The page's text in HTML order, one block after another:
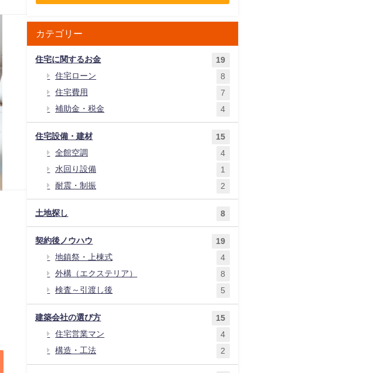
カテゴリー
住宅に関するお金
19
住宅ローン
8
住宅費用
7
補助金・税金
4
住宅設備・建材
15
全館空調
4
水回り設備
1
耐震・制振
2
土地探し 8
契約後ノウハウ
19
地鎮祭・上棟式
4
外構（エクステリア）
8
検査～引渡し後
5
建築会社の選び方
15
住宅営業マン
4
構造・工法
2